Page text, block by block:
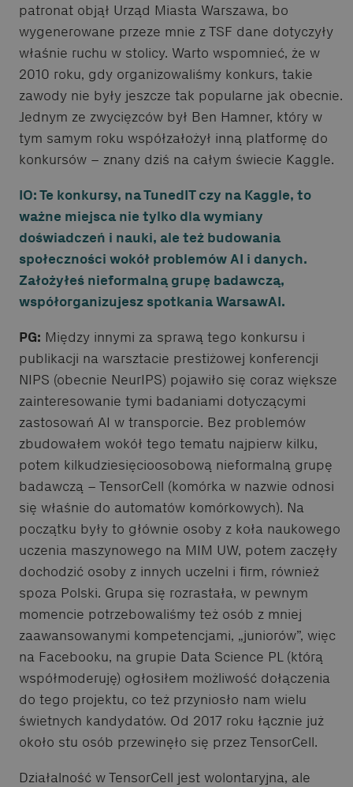
patronat objął Urząd Miasta Warszawa, bo
wygenerowane przeze mnie z TSF dane dotyczyły
właśnie ruchu w stolicy. Warto wspomnieć, że w
2010 roku, gdy organizowaliśmy konkurs, takie
zawody nie były jeszcze tak popularne jak obecnie.
Jednym ze zwycięzców był Ben Hamner, który w
tym samym roku współzałożył inną platformę do
konkursów – znany dziś na całym świecie Kaggle.
IO: Te konkursy, na TunedIT czy na Kaggle, to
ważne miejsca nie tylko dla wymiany
doświadczeń i nauki, ale też budowania
społeczności wokół problemów AI i danych.
Założyłeś nieformalną grupę badawczą,
współorganizujesz spotkania WarsawAI.
PG: Między innymi za sprawą tego konkursu i
publikacji na warsztacie prestiżowej konferencji
NIPS (obecnie NeurIPS) pojawiło się coraz większe
zainteresowanie tymi badaniami dotyczącymi
zastosowań AI w transporcie. Bez problemów
zbudowałem wokół tego tematu najpierw kilku,
potem kilkudziesięcioosobową nieformalną grupę
badawczą – TensorCell (komórka w nazwie odnosi
się właśnie do automatów komórkowych). Na
początku były to głównie osoby z koła naukowego
uczenia maszynowego na MIM UW, potem zaczęły
dochodzić osoby z innych uczelni i firm, również
spoza Polski. Grupa się rozrastała, w pewnym
momencie potrzebowaliśmy też osób z mniej
zaawansowanymi kompetencjami, „juniorów”, więc
na Facebooku, na grupie Data Science PL (którą
współmoderuję) ogłosiłem możliwość dołączenia
do tego projektu, co też przyniosło nam wielu
świetnych kandydatów. Od 2017 roku łącznie już
około stu osób przewinęło się przez TensorCell.
Działalność w TensorCell jest wolontaryjna, ale